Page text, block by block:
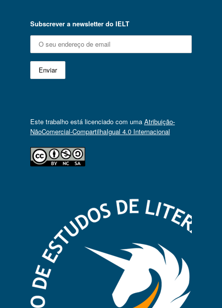
Subscrever a newsletter do IELT
Este trabalho está licenciado com uma Atribuição-
NãoComercial-CompartilhaIgual 4.0 Internacional